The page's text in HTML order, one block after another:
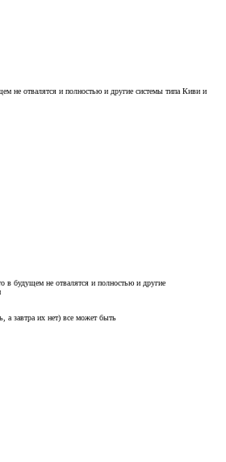
не отвалятся и полностью и другие системы типа Киви и
в будущем не отвалятся и полностью и другие
а завтра их нет) все может быть